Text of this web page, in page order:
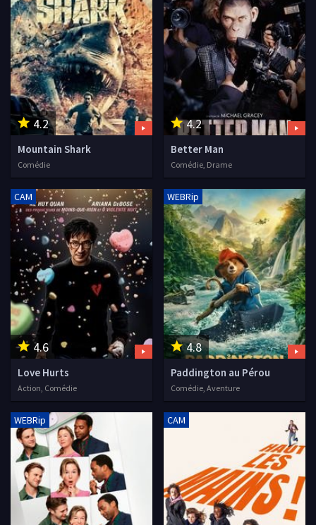
4.2
Mountain Shark
Comédie
4.2
Better Man
Comédie, Drame
4.6
CAM
Love Hurts
Action, Comédie
4.8
WEBRip
Paddington au Pérou
Comédie, Aventure
WEBRip CAM